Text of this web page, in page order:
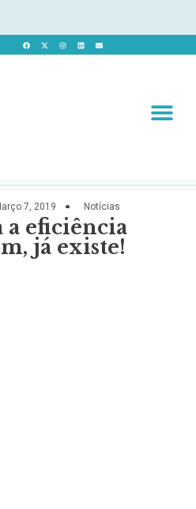
7, 2019 Notícias
a eficiência
já existe!